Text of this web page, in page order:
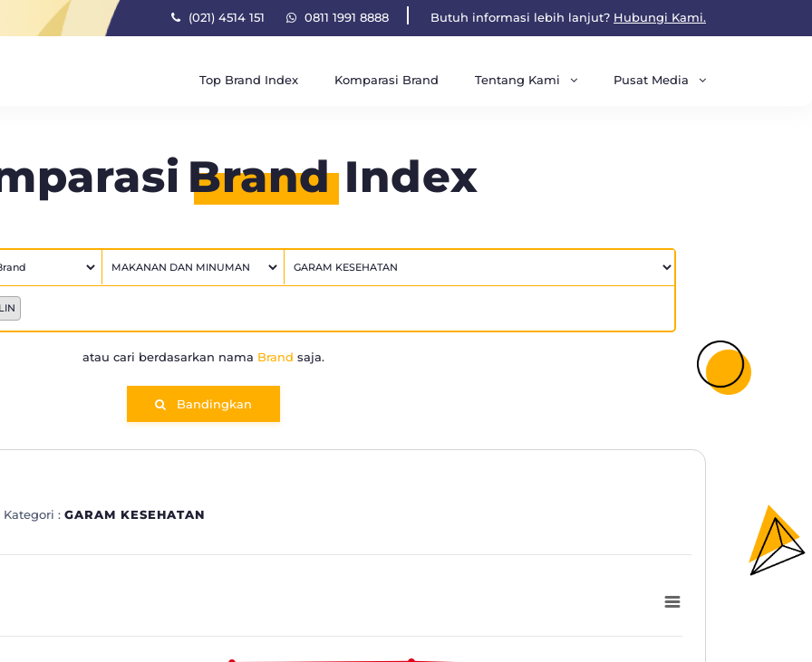
(021) 4514 151 0811 1991 8888 Butuh informasi lebih lanjut? Hubungi Kami.
Top Brand Index Komparasi Brand Tentang Kami Pusat Media
Brand Index
atau cari berdasarkan nama Brand saja.
Bandingkan
Kategori : GARAM KESEHATAN